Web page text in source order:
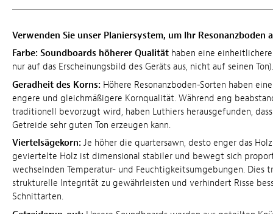
Verwenden Sie unser Planiersystem, um Ihr Resonanzboden
Farbe: Soundboards höherer Qualität haben eine
nur auf das Erscheinungsbild des Geräts aus, nicht auf seinen Ton).
Geradheit des Korns: Höhere Resonanzboden-Sorten haben
engere und gleichmäßigere Kornqualität. Während eng
traditionell bevorzugt wird, haben Luthiers herausgefunden,
Getreide sehr guten Ton erzeugen kann.
Viertelsägekorn: Je höher die quartersawn, desto enger das
geviertelte Holz ist dimensional stabiler und bewegt sich
wechselnden Temperatur- und Feuchtigkeitsumgebungen. Dies
strukturelle Integrität zu gewährleisten und verhindert Risse
Schnittarten.